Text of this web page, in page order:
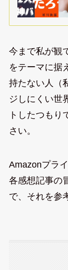
今まで私が観
をテーマに据
持たない人（
ジしにくい世
トしたつもり
さい。
Amazonプラ
各感想記事の
で、それを参